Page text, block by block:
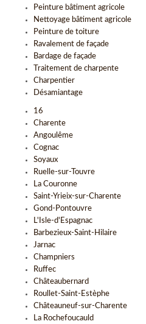
Peinture bâtiment agricole
Nettoyage bâtiment agricole
Peinture de toiture
Ravalement de façade
Bardage de façade
Traitement de charpente
Charpentier
Désamiantage
16
Charente
Angoulême
Cognac
Soyaux
Ruelle-sur-Touvre
La Couronne
Saint-Yrieix-sur-Charente
Gond-Pontouvre
L'Isle-d'Espagnac
Barbezieux-Saint-Hilaire
Jarnac
Champniers
Ruffec
Châteaubernard
Roullet-Saint-Estèphe
Châteauneuf-sur-Charente
La Rochefoucauld